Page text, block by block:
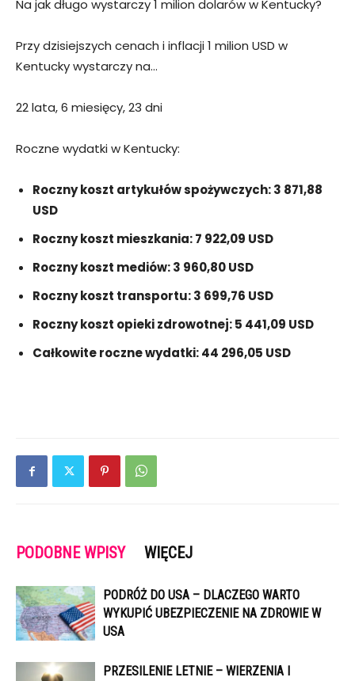
Na jak długo wystarczy 1 milion dolarów w Kentucky?
Przy dzisiejszych cenach i inflacji 1 milion USD w
Kentucky wystarczy na…
22 lata, 6 miesięcy, 23 dni
Roczne wydatki w Kentucky:
Roczny koszt artykułów spożywczych: 3 871,88
USD
Roczny koszt mieszkania: 7 922,09 USD
Roczny koszt mediów: 3 960,80 USD
Roczny koszt transportu: 3 699,76 USD
Roczny koszt opieki zdrowotnej: 5 441,09 USD
Całkowite roczne wydatki: 44 296,05 USD
PODOBNE WPISY WIĘCEJ
PODRÓŻ DO USA – DLACZEGO WARTO
WYKUPIĆ UBEZPIECZENIE NA ZDROWIE W
USA
PRZESILENIE LETNIE – WIERZENIA I